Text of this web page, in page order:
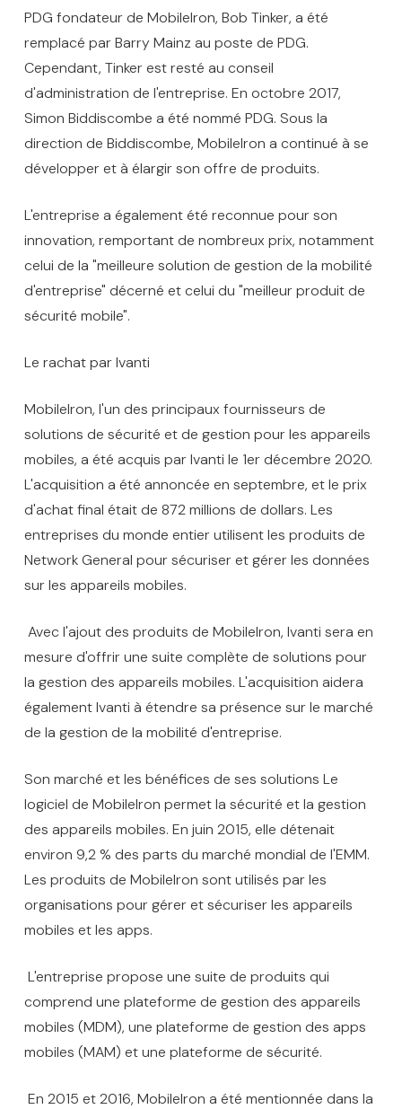
PDG fondateur de MobileIron, Bob Tinker, a été
remplacé par Barry Mainz au poste de PDG.
Cependant, Tinker est resté au conseil
d'administration de l'entreprise. En octobre 2017,
Simon Biddiscombe a été nommé PDG. Sous la
direction de Biddiscombe, MobileIron a continué à se
développer et à élargir son offre de produits.
L'entreprise a également été reconnue pour son
innovation, remportant de nombreux prix, notamment
celui de la "meilleure solution de gestion de la mobilité
d'entreprise" décerné et celui du "meilleur produit de
sécurité mobile".
Le rachat par Ivanti
MobileIron, l'un des principaux fournisseurs de
solutions de sécurité et de gestion pour les appareils
mobiles, a été acquis par Ivanti le 1er décembre 2020.
L'acquisition a été annoncée en septembre, et le prix
d'achat final était de 872 millions de dollars. Les
entreprises du monde entier utilisent les produits de
Network General pour sécuriser et gérer les données
sur les appareils mobiles.
Avec l'ajout des produits de MobileIron, Ivanti sera en
mesure d'offrir une suite complète de solutions pour
la gestion des appareils mobiles. L'acquisition aidera
également Ivanti à étendre sa présence sur le marché
de la gestion de la mobilité d'entreprise.
Son marché et les bénéfices de ses solutions Le
logiciel de MobileIron permet la sécurité et la gestion
des appareils mobiles. En juin 2015, elle détenait
environ 9,2 % des parts du marché mondial de l'EMM.
Les produits de MobileIron sont utilisés par les
organisations pour gérer et sécuriser les appareils
mobiles et les apps.
L'entreprise propose une suite de produits qui
comprend une plateforme de gestion des appareils
mobiles (MDM), une plateforme de gestion des apps
mobiles (MAM) et une plateforme de sécurité.
En 2015 et 2016, MobileIron a été mentionnée dans la